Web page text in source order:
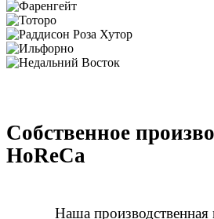
Собственное
HoReCa
Наша производственная